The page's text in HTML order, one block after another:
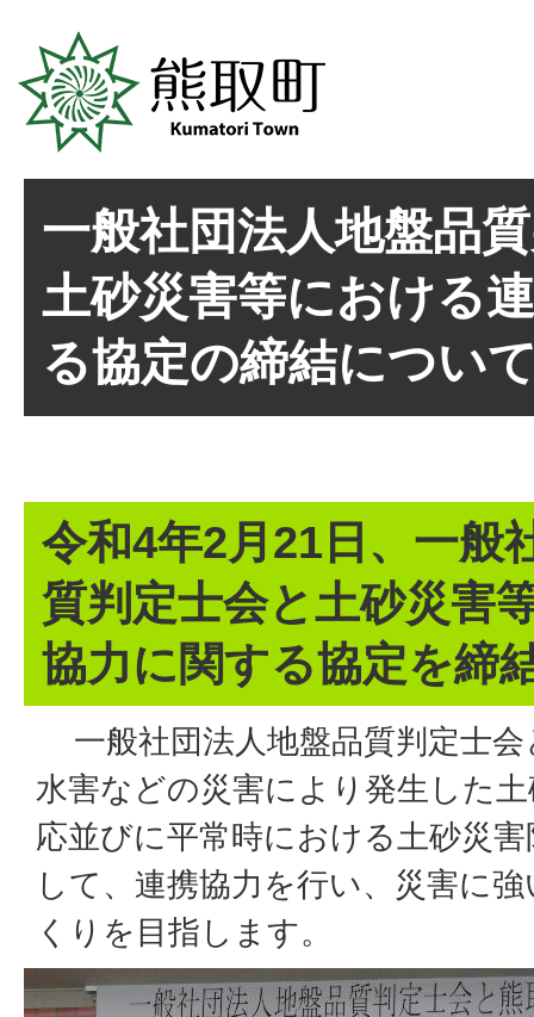
一般社団法人地盤品
土砂災害等における
る協定の締結につい
令和4年2月21日、一般
質判定士会と土砂災害
協力に関する協定を締
一般社団法人地盤品質判定士会
水害などの災害により発生した
応並びに平常時における土砂災
して、連携協力を行い、災害に
くりを目指します。